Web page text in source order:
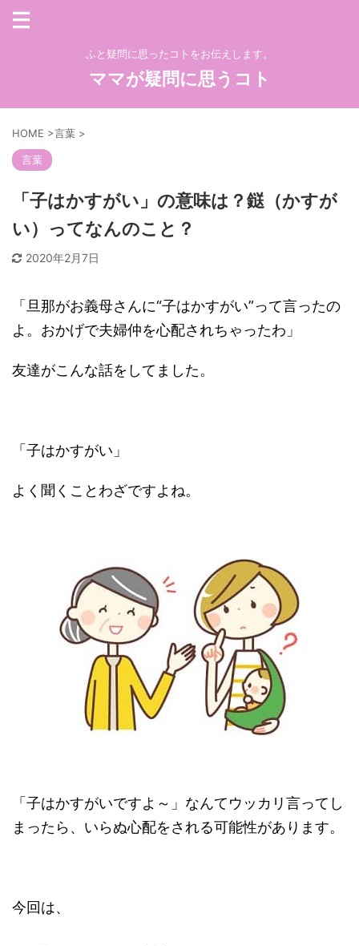
ふと疑問に思ったコトをお伝えします。
ママが疑問に思うコト
HOME >言葉 >
言葉
「子はかすがい」の意味は？鎹（かすが
い）ってなんのこと？
2020年2月7日
「旦那がお義母さんに“子はかすがい”って言ったの
よ。おかげで夫婦仲を心配されちゃったわ」
友達がこんな話をしてました。
「子はかすがい」
よく聞くことわざですよね。
「子はかすがいですよ～」なんてウッカリ言ってし
まったら、いらぬ心配をされる可能性があります。
今回は、